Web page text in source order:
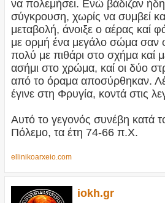
να πολεμήσει. Ενώ βάδιζαν
σύγκρουση, χωρίς να συμβεί
μεταβολή, άνοιξε ο αέρας καί
με ορμή ένα μεγάλο σώμα σαν
πολύ με πιθάρι στο σχήμα καί
ασήμι στο χρώμα, καί οι δύο
από το όραμα αποσύρθηκαν.
έγινε στη Φρυγία, κοντά στις
Αυτό το γεγονός συνέβη κατά
Πόλεμο, τα έτη 74-66 π.Χ.
ellinikoarxeio.com
iokh.gr